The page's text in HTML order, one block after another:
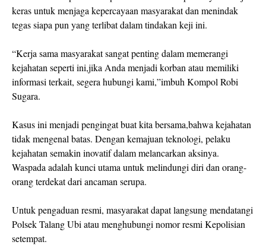
keras untuk menjaga kepercayaan masyarakat dan menindak
tegas siapa pun yang terlibat dalam tindakan keji ini.
“Kerja sama masyarakat sangat penting dalam memerangi
kejahatan seperti ini,jika Anda menjadi korban atau memiliki
informasi terkait, segera hubungi kami,”imbuh Kompol Robi
Sugara.
Kasus ini menjadi pengingat buat kita bersama,bahwa kejahatan
tidak mengenal batas. Dengan kemajuan teknologi, pelaku
kejahatan semakin inovatif dalam melancarkan aksinya.
Waspada adalah kunci utama untuk melindungi diri dan orang-
orang terdekat dari ancaman serupa.
Untuk pengaduan resmi, masyarakat dapat langsung mendatangi
Polsek Talang Ubi atau menghubungi nomor resmi Kepolisian
setempat.